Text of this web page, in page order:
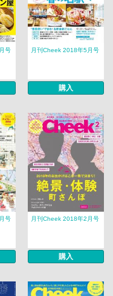
号 月刊Cheek 2018年5月号
購入
号 月刊Cheek 2018年2月号
購入